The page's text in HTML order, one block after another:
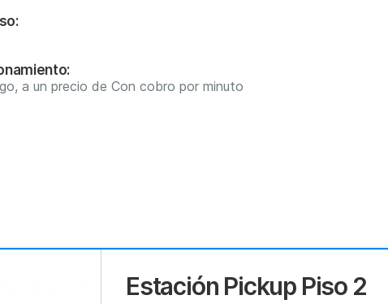
a un precio de Con cobro por minuto
Estación Pickup Piso 2